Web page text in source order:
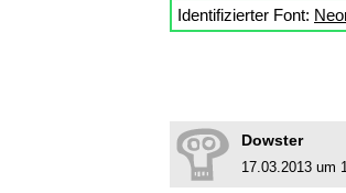
Identifizierter Font:
Dowster
17.03.2013 um